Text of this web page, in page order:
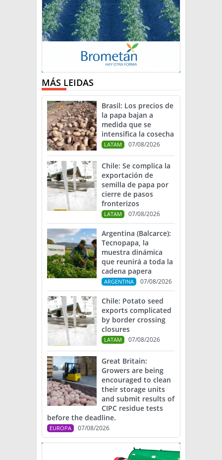
MÁS LEIDAS
Brasil: Los precios de
la papa bajan a
medida que se
intensifica la cosecha
LATAM 07/08/2026
Chile: Se complica la
exportación de
semilla de papa por
cierre de pasos
fronterizos
LATAM 07/08/2026
Argentina (Balcarce):
Tecnopapa, la
muestra dinámica
que reunirá a toda la
cadena papera
ARGENTINA 07/08/2026
Chile: Potato seed
exports complicated
by border crossing
closures
LATAM 07/08/2026
Great Britain:
Growers are being
encouraged to clean
their storage units
and submit results of
CIPC residue tests
before the deadline.
EUROPA 07/08/2026